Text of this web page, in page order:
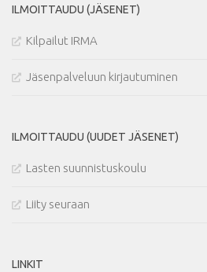
18,00 €
ILMOITTAUDU (JÄSENET)
Kilpailut IRMA
Jäsenpalveluun kirjautuminen
ILMOITTAUDU (UUDET JÄSENET)
Lasten suunnistuskoulu
Liity seuraan
LINKIT